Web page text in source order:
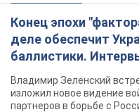
Конец эпохи
деле обеспечит
баллистики.
Владимир Зеленский
изложил новое видение
партнеров в борьбе с